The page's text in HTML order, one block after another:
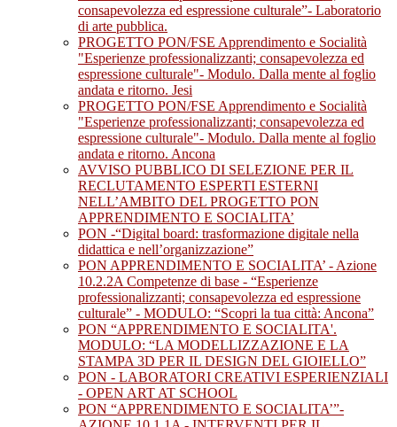
consapevolezza ed espressione culturale”- Laboratorio
di arte pubblica.
PROGETTO PON/FSE Apprendimento e Socialità
"Esperienze professionalizzanti; consapevolezza ed
espressione culturale"- Modulo. Dalla mente al foglio
andata e ritorno. Jesi
PROGETTO PON/FSE Apprendimento e Socialità
"Esperienze professionalizzanti; consapevolezza ed
espressione culturale"- Modulo. Dalla mente al foglio
andata e ritorno. Ancona
AVVISO PUBBLICO DI SELEZIONE PER IL
RECLUTAMENTO ESPERTI ESTERNI
NELL’AMBITO DEL PROGETTO PON
APPRENDIMENTO E SOCIALITA’
PON -“Digital board: trasformazione digitale nella
didattica e nell’organizzazione”
PON APPRENDIMENTO E SOCIALITA’ - Azione
10.2.2A Competenze di base - “Esperienze
professionalizzanti; consapevolezza ed espressione
culturale” - MODULO: “Scopri la tua città: Ancona”
PON “APPRENDIMENTO E SOCIALITA'.
MODULO: “LA MODELLIZZAZIONE E LA
STAMPA 3D PER IL DESIGN DEL GIOIELLO”
PON - LABORATORI CREATIVI ESPERIENZIALI
- OPEN ART AT SCHOOL
PON “APPRENDIMENTO E SOCIALITA’”-